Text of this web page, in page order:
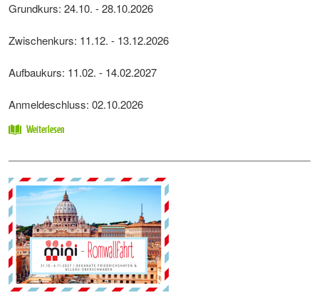
Grundkurs: 24.10. - 28.10.2026
Zwischenkurs: 11.12. - 13.12.2026
Aufbaukurs: 11.02. - 14.02.2027
Anmeldeschluss: 02.10.2026
Weiterlesen